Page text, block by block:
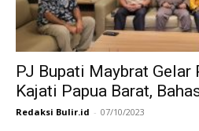
PJ Bupati Maybrat Gelar
Kajati Papua Barat,
Redaksi Bulir.id - 07/10/2023